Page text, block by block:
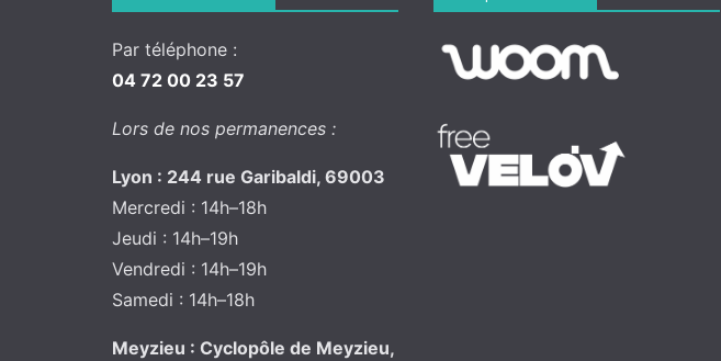
Par téléphone :
04 72 00 23 57
Lors de nos permanences :
Lyon : 244 rue Garibaldi, 69003
Mercredi : 14h–18h
Jeudi : 14h–19h
Vendredi : 14h–19h
Samedi : 14h–18h
Meyzieu : Cyclopôle de Meyzieu,